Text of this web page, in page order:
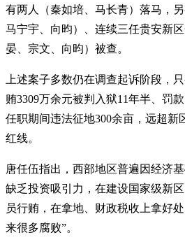
有两人（秦如培、马长青）落马，另
马宁宇、向昀）、连续三任贵安新
晏、宗文、向昀）被查。
上述案子多数仍在调查起诉阶段，
贿3309万余元被判入狱11年半、罚
任职期间违法征地300余亩，远超新
红线。
唐任伍指出，西部地区普遍因经济
缺乏投资吸引力，在建设国家级新
员行贿，在拿地、财政税收上拿好
来很多腐败”。